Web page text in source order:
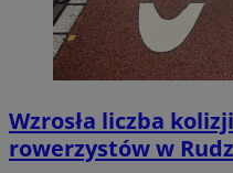
Wzrosła liczba
rowerzystów w